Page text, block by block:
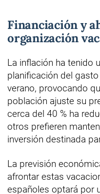
Financiación y
organización
La inflación ha tenido
planificación del
verano, provocando
población ajuste su
cerca del 40 % ha
otros prefieren
inversión destinada
La previsión
afrontar estas
españoles optará por